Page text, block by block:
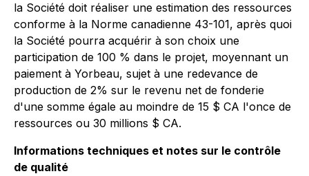
la Société doit réaliser une estimation des ressources
conforme à la Norme canadienne 43-101, après quoi
la Société pourra acquérir à son choix une
participation de 100 % dans le projet, moyennant un
paiement à Yorbeau, sujet à une redevance de
production de 2% sur le revenu net de fonderie
d'une somme égale au moindre de 15 $ CA l'once de
ressources ou 30 millions $ CA.
Informations techniques et notes sur le contrôle
de qualité